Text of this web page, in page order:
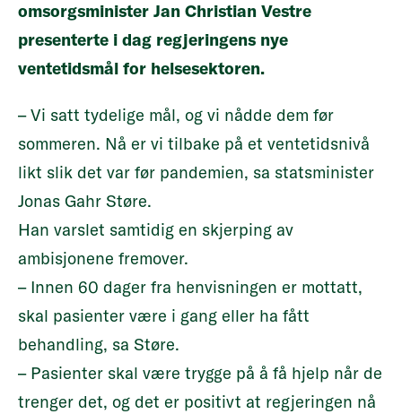
omsorgsminister Jan Christian Vestre
presenterte i dag regjeringens nye
ventetidsmål for helsesektoren.
– Vi satt tydelige mål, og vi nådde dem før
sommeren. Nå er vi tilbake på et ventetidsnivå
likt slik det var før pandemien, sa statsminister
Jonas Gahr Støre.
Han varslet samtidig en skjerping av
ambisjonene fremover.
– Innen 60 dager fra henvisningen er mottatt,
skal pasienter være i gang eller ha fått
behandling, sa Støre.
– Pasienter skal være trygge på å få hjelp når de
trenger det, og det er positivt at regjeringen nå